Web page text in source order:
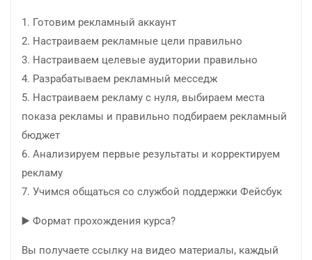
1. Готовим рекламный аккаунт
2. Настраиваем рекламные цели правильно
3. Настраиваем целевые аудитории правильно
4. Разрабатываем рекламный месседж
5. Настраиваем рекламу с нуля, выбираем места
показа рекламы и правильно подбираем рекламный
бюджет
6. Анализируем первые результаты и корректируем
рекламу
7. Учимся общаться со службой поддержки Фейсбук
▶️ Формат прохождения курса?
Вы получаете ссылку на видео материалы, каждый